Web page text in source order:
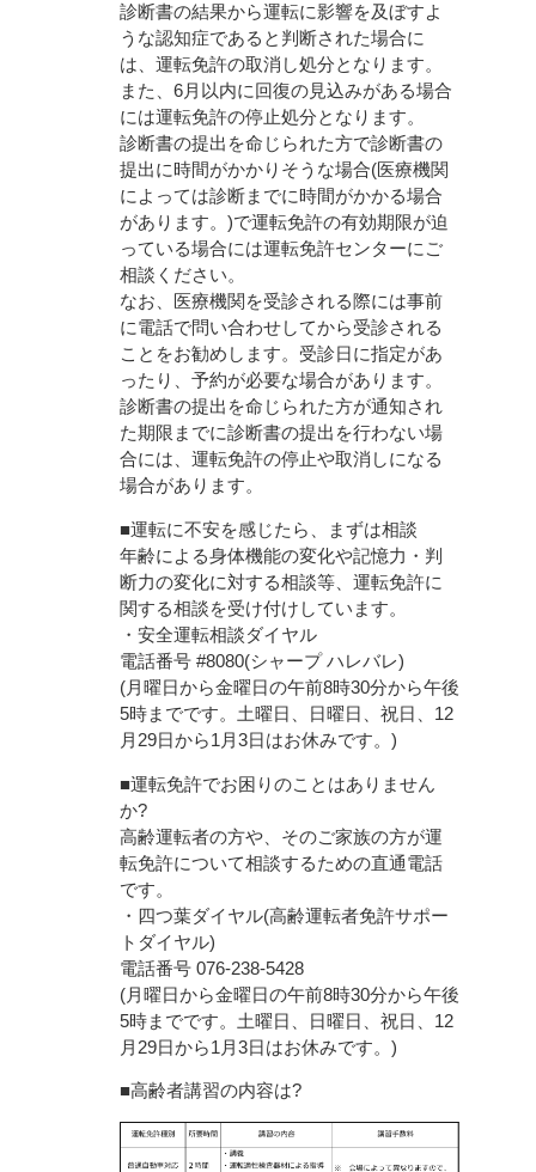
診断書の結果から運転に影響を及ぼすよ
うな認知症であると判断された場合に
は、運転免許の取消し処分となります。
また、6月以内に回復の見込みがある場合
には運転免許の停止処分となります。
診断書の提出を命じられた方で診断書の
提出に時間がかかりそうな場合(医療機関
によっては診断までに時間がかかる場合
があります。)で運転免許の有効期限が迫
っている場合には運転免許センターにご
相談ください。
なお、医療機関を受診される際には事前
に電話で問い合わせしてから受診される
ことをお勧めします。受診日に指定があ
ったり、予約が必要な場合があります。
診断書の提出を命じられた方が通知され
た期限までに診断書の提出を行わない場
合には、運転免許の停止や取消しになる
場合があります。
■運転に不安を感じたら、まずは相談
年齢による身体機能の変化や記憶力・判
断力の変化に対する相談等、運転免許に
関する相談を受け付けしています。
・安全運転相談ダイヤル
電話番号 #8080(シャープ ハレバレ)
(月曜日から金曜日の午前8時30分から午後
5時までです。土曜日、日曜日、祝日、12
月29日から1月3日はお休みです。)
■運転免許でお困りのことはありません
か?
高齢運転者の方や、そのご家族の方が運
転免許について相談するための直通電話
です。
・四つ葉ダイヤル(高齢運転者免許サポー
トダイヤル)
電話番号 076-238-5428
(月曜日から金曜日の午前8時30分から午後
5時までです。土曜日、日曜日、祝日、12
月29日から1月3日はお休みです。)
■高齢者講習の内容は?